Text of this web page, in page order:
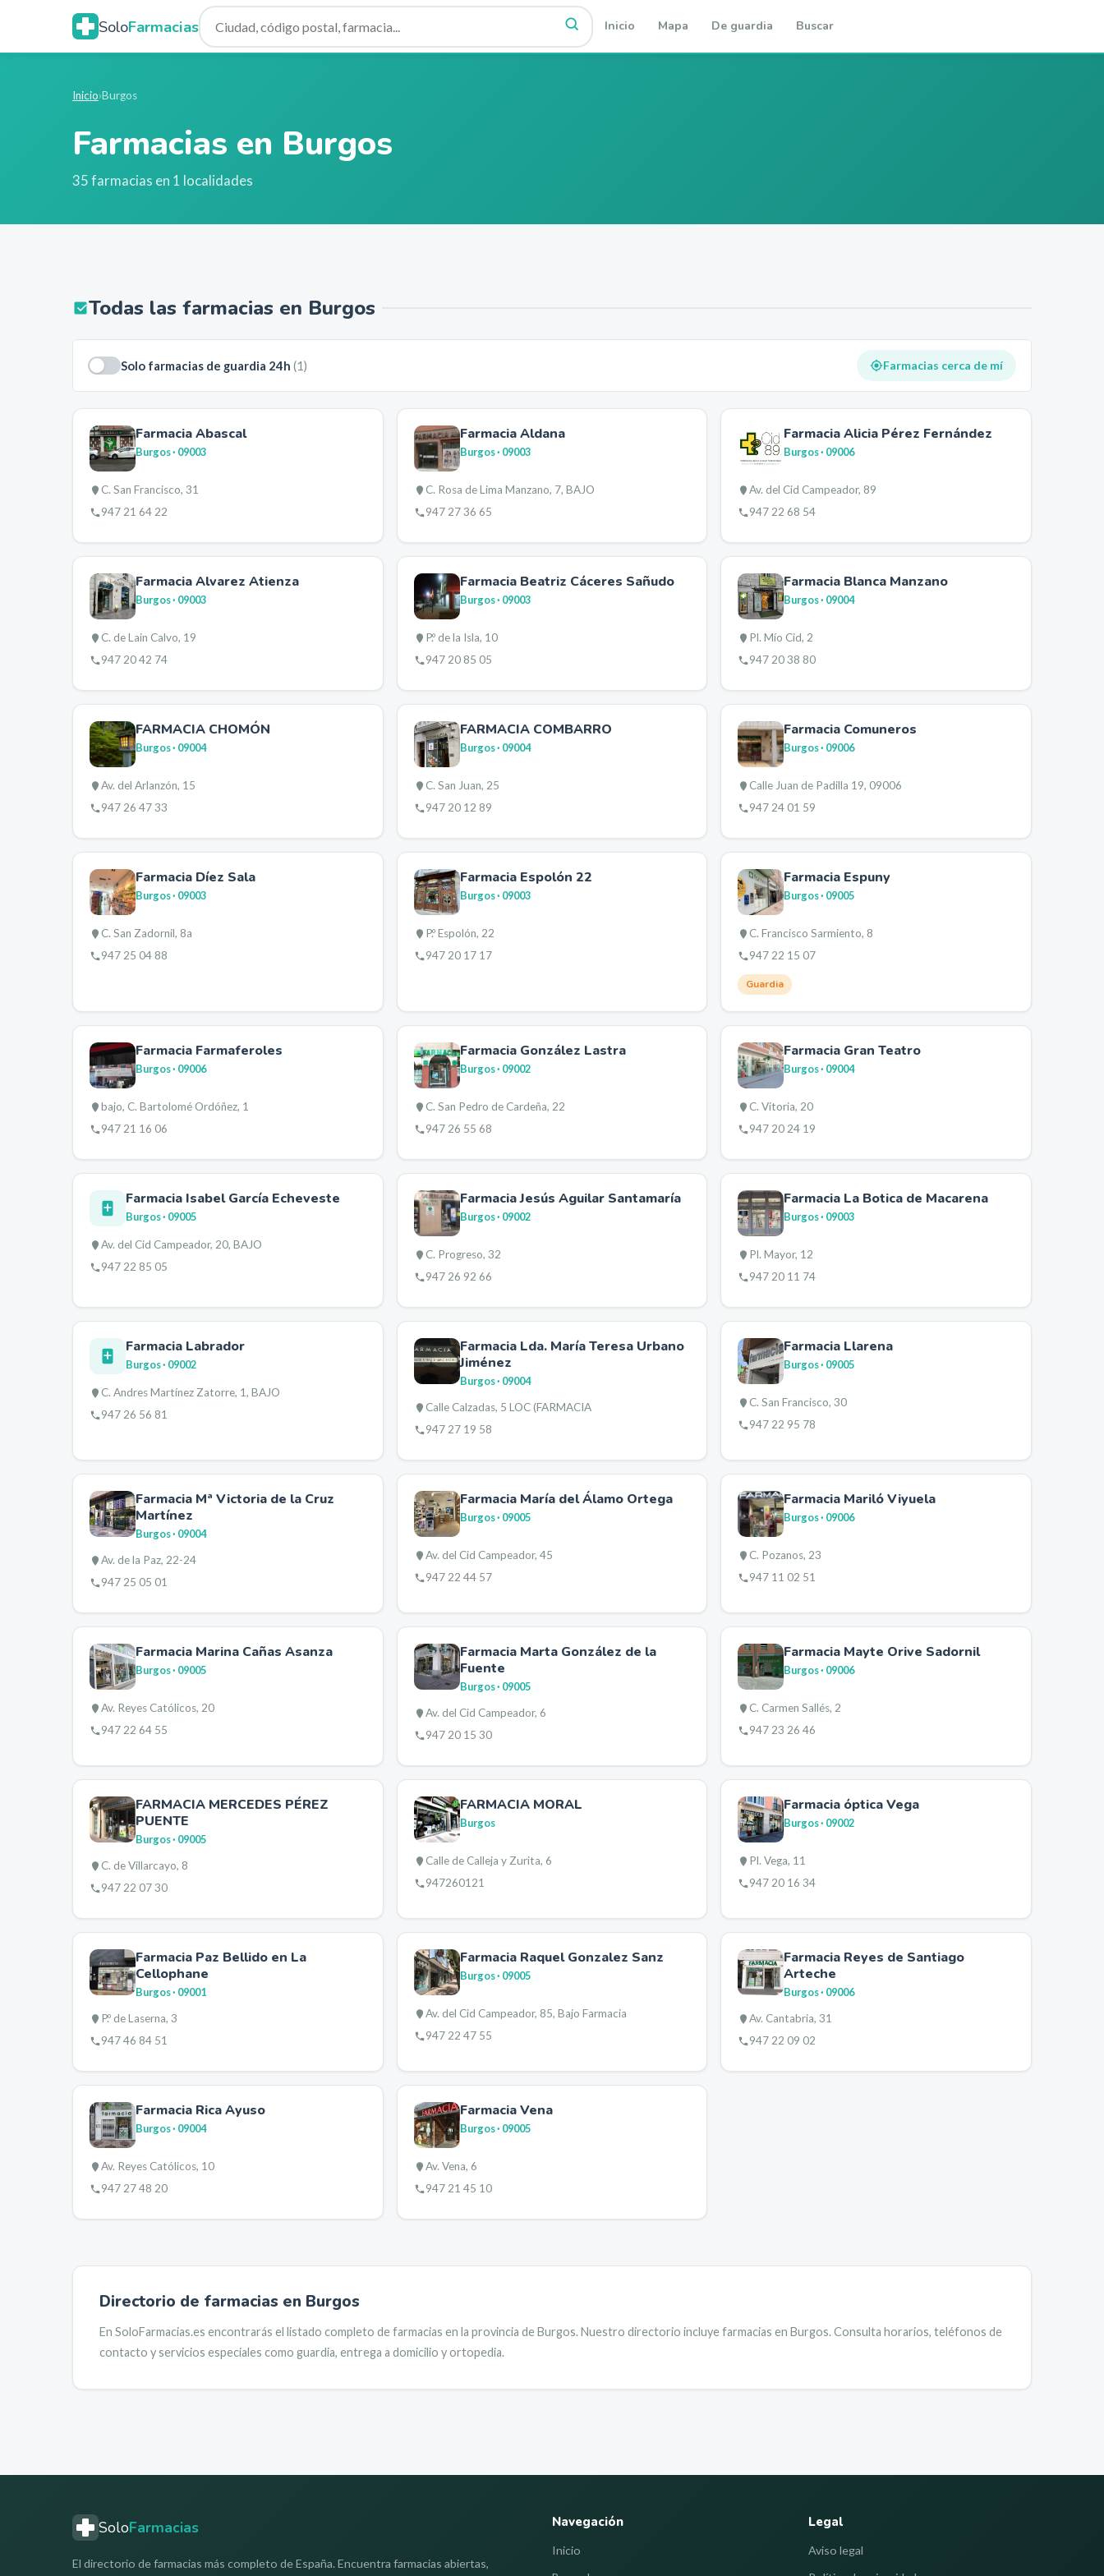
SoloFarmacias Inicio Mapa De guardia Buscar
Inicio›Burgos
Farmacias en Burgos
35farmacias en 1 localidades
Todas las farmacias en Burgos
Solo farmacias de guardia 24h (1) Farmacias cerca de mí
Farmacia Abascal
Burgos· 09003
C. San Francisco, 31
947 21 64 22
Farmacia Aldana
Burgos· 09003
C. Rosa de Lima Manzano, 7, BAJO
947 27 36 65
Farmacia Alicia Pérez Fernández
Burgos· 09006
Av. del Cid Campeador, 89
947 22 68 54
Farmacia Alvarez Atienza
Burgos· 09003
C. de Lain Calvo, 19
947 20 42 74
Farmacia Beatriz Cáceres Sañudo
Burgos· 09003
P.º de la Isla, 10
947 20 85 05
Farmacia Blanca Manzano
Burgos· 09004
Pl. Mío Cid, 2
947 20 38 80
FARMACIA CHOMÓN
Burgos· 09004
Av. del Arlanzón, 15
947 26 47 33
FARMACIA COMBARRO
Burgos· 09004
C. San Juan, 25
947 20 12 89
Farmacia Comuneros
Burgos· 09006
Calle Juan de Padilla 19, 09006
947 24 01 59
Farmacia Díez Sala
Burgos· 09003
C. San Zadornil, 8a
947 25 04 88
Farmacia Espolón 22
Burgos· 09003
P.º Espolón, 22
947 20 17 17
Farmacia Espuny
Burgos· 09005
C. Francisco Sarmiento, 8
947 22 15 07
Guardia
Farmacia Farmaferoles
Burgos· 09006
bajo, C. Bartolomé Ordóñez, 1
947 21 16 06
Farmacia González Lastra
Burgos· 09002
C. San Pedro de Cardeña, 22
947 26 55 68
Farmacia Gran Teatro
Burgos· 09004
C. Vitoria, 20
947 20 24 19
Farmacia Isabel García Echeveste
Burgos· 09005
Av. del Cid Campeador, 20, BAJO
947 22 85 05
Farmacia Jesús Aguilar Santamaría
Burgos· 09002
C. Progreso, 32
947 26 92 66
Farmacia La Botica de Macarena
Burgos· 09003
Pl. Mayor, 12
947 20 11 74
Farmacia Labrador
Burgos· 09002
C. Andres Martínez Zatorre, 1, BAJO
947 26 56 81
Farmacia Lda. María Teresa Urbano
Jiménez
Burgos· 09004
Calle Calzadas, 5 LOC (FARMACIA
947 27 19 58
Farmacia Llarena
Burgos· 09005
C. San Francisco, 30
947 22 95 78
Farmacia Mª Victoria de la Cruz
Martínez
Burgos· 09004
Av. de la Paz, 22-24
947 25 05 01
Farmacia María del Álamo Ortega
Burgos· 09005
Av. del Cid Campeador, 45
947 22 44 57
Farmacia Mariló Viyuela
Burgos· 09006
C. Pozanos, 23
947 11 02 51
Farmacia Marina Cañas Asanza
Burgos· 09005
Av. Reyes Católicos, 20
947 22 64 55
Farmacia Marta González de la
Fuente
Burgos· 09005
Av. del Cid Campeador, 6
947 20 15 30
Farmacia Mayte Orive Sadornil
Burgos· 09006
C. Carmen Sallés, 2
947 23 26 46
FARMACIA MERCEDES PÉREZ
PUENTE
Burgos· 09005
C. de Villarcayo, 8
947 22 07 30
FARMACIA MORAL
Burgos
Calle de Calleja y Zurita, 6
947260121
Farmacia óptica Vega
Burgos· 09002
Pl. Vega, 11
947 20 16 34
Farmacia Paz Bellido en La
Cellophane
Burgos· 09001
P.º de Laserna, 3
947 46 84 51
Farmacia Raquel Gonzalez Sanz
Burgos· 09005
Av. del Cid Campeador, 85, Bajo Farmacia
947 22 47 55
Farmacia Reyes de Santiago
Arteche
Burgos· 09006
Av. Cantabria, 31
947 22 09 02
Farmacia Rica Ayuso
Burgos· 09004
Av. Reyes Católicos, 10
947 27 48 20
Farmacia Vena
Burgos· 09005
Av. Vena, 6
947 21 45 10
Directorio de farmacias en Burgos
En SoloFarmacias.es encontrarás el listado completo de farmacias en la provincia deBurgos.Nuestro directorio incluye farmacias en Burgos.Consulta horarios, teléfonos de
contacto y servicios especiales como guardia, entrega a domicilio y ortopedia.
SoloFarmacias
El directorio de farmacias más completo de España. Encuentra farmacias abiertas,
Navegación
Inicio
Legal
Aviso legal